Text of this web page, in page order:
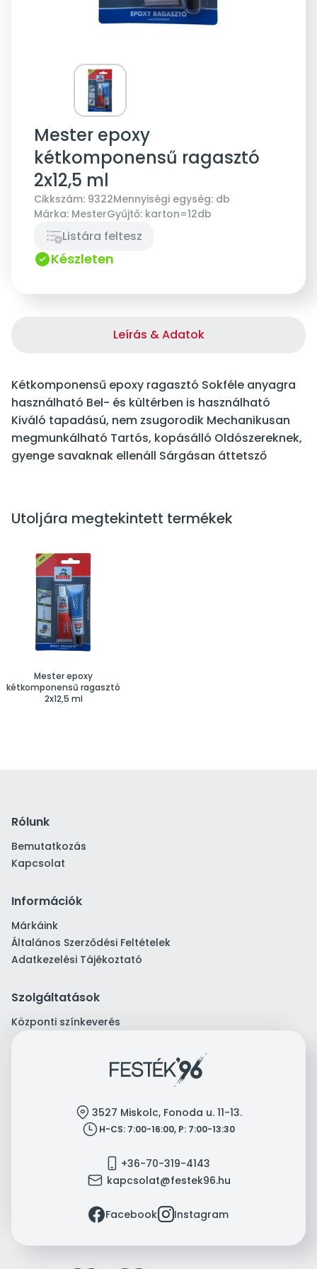
Mester epoxy
kétkomponensű ragasztó
2x12,5 ml
Cikkszám: 9322Mennyiségi egység: db
Márka: MesterGyűjtő: karton=12db
Listára feltesz
Készleten
Leírás & Adatok
Kétkomponensű epoxy ragasztó Sokféle anyagra
használható Bel- és kültérben is használható
Kiváló tapadású, nem zsugorodik Mechanikusan
megmunkálható Tartós, kopásálló Oldószereknek,
gyenge savaknak ellenáll Sárgásan áttetsző
Utoljára megtekintett termékek
Mester epoxy
kétkomponensű ragasztó
2x12,5 ml
Rólunk
Bemutatkozás
Kapcsolat
Információk
Márkáink
Általános Szerződési Feltételek
Adatkezelési Tájékoztató
Szolgáltatások
Központi színkeverés
location 3527 Miskolc, Fonoda u. 11-13.
clock H-CS: 7:00-16:00, P: 7:00-13:30
mobile +36-70-319-4143
mail kapcsolat@festek96.hu
facebookFacebookinstagramInstagram